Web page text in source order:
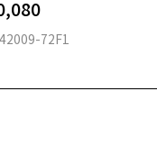
グ・プラスチック
72F1